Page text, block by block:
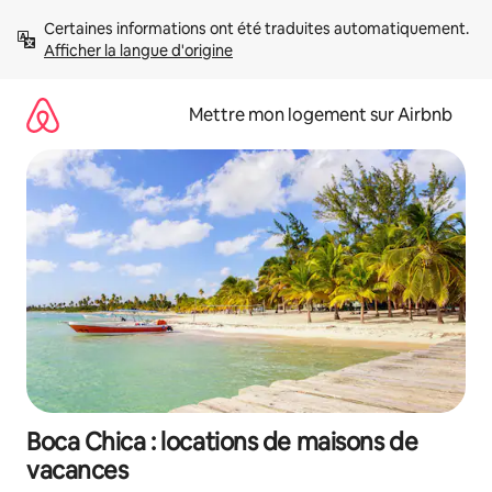
directement
Afficher la langue d'origine
Mettre mon logement sur Airbnb
Boca Chica : locations de maisons de
vacances